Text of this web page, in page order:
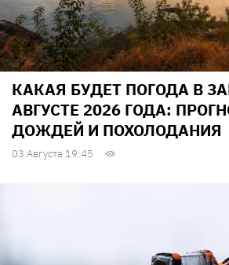
КАКАЯ БУДЕТ ПОГОДА В
АВГУСТЕ 2026 ГОДА:
ДОЖДЕЙ И ПОХОЛОДАНИЯ
03 Августа 19:45